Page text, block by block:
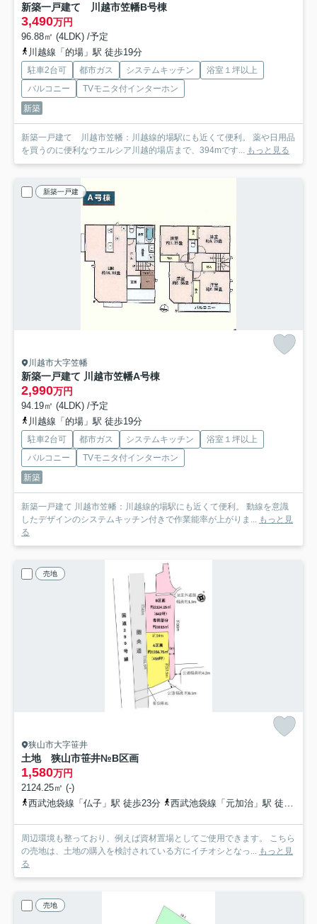
新築一戸建て 川越市笠幡B号棟
3,490万円
96.88㎡ (4LDK) /予定
川越線「的場」駅 徒歩19分
駐車2台可 都市ガス システムキッチン
浴室１坪以上
バルコニー
TVモニタ付インターホン
新築
新築一戸建て 川越市笠幡：川越線的場駅にも近くて便利。 薬や日用品
を買うのに便利なウエルシア川越的場店まで、394mです... もっと見る
新築一戸建
川越市大字笠幡
新築一戸建て 川越市笠幡A号棟
2,990万円
94.19㎡ (4LDK) /予定
川越線「的場」駅 徒歩19分
駐車2台可 都市ガス システムキッチン
浴室１坪以上
バルコニー
TVモニタ付インターホン
新築
新築一戸建て 川越市笠幡：川越線的場駅にも近くて便利。 動線を意識
したデザインのシステムキッチン付きで作業能率が上がりま... もっと見
る
売地
狭山市大字笹井
土地 狭山市笹井№B区画
1,580万円
2124.25㎡ (-)
西武池袋線「仏子」駅 徒歩23分
西武池袋線「元加治」駅 徒歩32分
周辺環境も整っており、例えば資材置場としてご使用できます。 こちら
の売地は、土地の購入を検討されている方にイチオシとなっ... もっと見
る
売地